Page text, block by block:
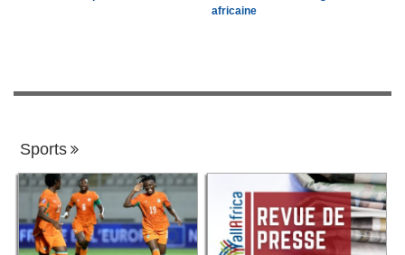
africaine
Sports